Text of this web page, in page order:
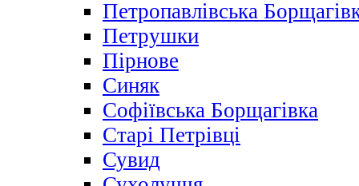
Петропавлівська
Петрушки
Пірнове
Синяк
Софіївська Борщагівка
Старі Петрівці
Сувид